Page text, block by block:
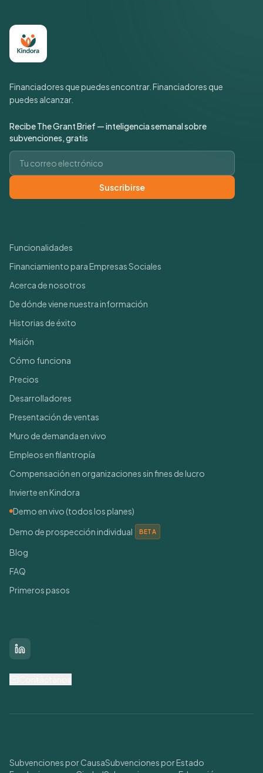
Financiadores que puedes encontrar. Financiadores que
puedes alcanzar.
Recibe The Grant Brief — inteligencia semanal sobre
subvenciones, gratis
Correo electrónico
Suscribirse
Funcionalidades
Financiamiento para Empresas Sociales
Acerca de nosotros
De dónde viene nuestra información
Historias de éxito
Misión
Cómo funciona
Precios
Desarrolladores
Presentación de ventas
Muro de demanda en vivo
Empleos en filantropía
Compensación en organizaciones sin fines de lucro
Invierte en Kindora
Demo en vivo (todos los planes)
Demo de prospección individual
BETA
Blog
FAQ
Primeros pasos
LinkedIn
Subvenciones por CausaSubvenciones por Estado